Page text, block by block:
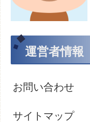
運営者情報
お問い合わせ
サイトマップ